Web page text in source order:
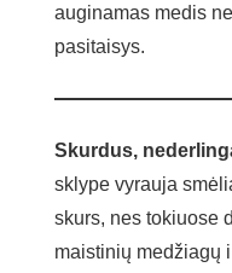
auginamas medis
pasitaisys.
Skurdus,
sklype vyrauja
skurs, nes tokiuose
maistinių medžiagų